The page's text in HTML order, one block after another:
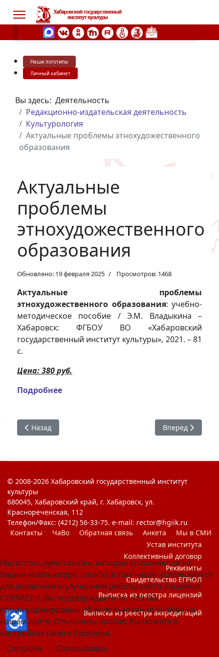
Наши логотипы
Личный кабинет
Вы здесь: Деятельность
Редакционно-издательская деятельность
Культурология
Актуальные проблемы этнохудожественного
образования
Актуальные
проблемы
этнохудожественного
образования
Обновлено: 19 февраля 2025 Просмотров: 1468
Актуальные проблемы
этнохудожественного образования: учебно-
методическое пособие / Э.М. Владыкина –
Хабаровск: ФГБОУ ВО «Хабаровский
государственный институт культуры», 2021. – 81
с.
Цена: 380 руб.
Подробнее
Предыдущий: История и философия науки
Назад Следующий:
Вперед
© 2008-2026 Хабаровский государственный институт
культуры
680045, Хабаровский край, г. Хабаровск, ул.
Краснореченская, 112
Телефон/Факс: (4212) 56-33-75. e-mail: rector@hgiik.ru
Контакты
ЧаВо Обратная связь Анкета
Мы в СМИ
Устав института
Коллективный договор
Реквизиты
Свидетельство ЕГРЮЛ
Выписка из реестра лицензий
Выписка из реестра аккредитаций
Мы используем cookies, которые сохраняются на
Вашем компьютере, cookies в том числе используются
для аналитики и улучшения работы сайта. Нажимая
СОГЛАСЕН, Вы подтверждаете то, что Вы
проинформированы об использовании cookies на
нашем сайте. Отключить cookies Вы можете в
настройках своего браузера.
Согласен
Отказываюсь